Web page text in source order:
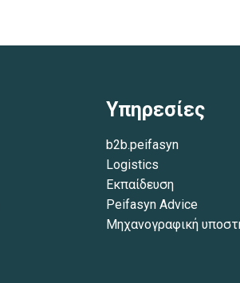
Υπηρεσίες
b2b.peifasyn
Logistics
Εκπαίδευση
Peifasyn Advice
Μηχανογραφική